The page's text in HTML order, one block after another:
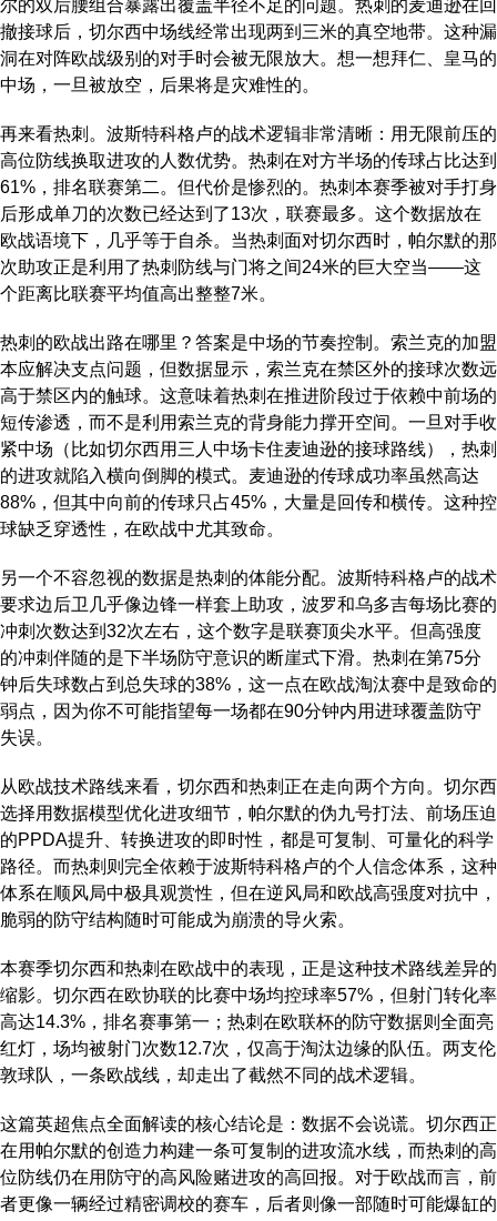
尔的双后腰组合暴露出覆盖半径不足的问题。热刺的麦迪逊在回
撤接球后，切尔西中场线经常出现两到三米的真空地带。这种漏
洞在对阵欧战级别的对手时会被无限放大。想一想拜仁、皇马的
中场，一旦被放空，后果将是灾难性的。
再来看热刺。波斯特科格卢的战术逻辑非常清晰：用无限前压的
高位防线换取进攻的人数优势。热刺在对方半场的传球占比达到
61%，排名联赛第二。但代价是惨烈的。热刺本赛季被对手打身
后形成单刀的次数已经达到了13次，联赛最多。这个数据放在
欧战语境下，几乎等于自杀。当热刺面对切尔西时，帕尔默的那
次助攻正是利用了热刺防线与门将之间24米的巨大空当——这
个距离比联赛平均值高出整整7米。
热刺的欧战出路在哪里？答案是中场的节奏控制。索兰克的加盟
本应解决支点问题，但数据显示，索兰克在禁区外的接球次数远
高于禁区内的触球。这意味着热刺在推进阶段过于依赖中前场的
短传渗透，而不是利用索兰克的背身能力撑开空间。一旦对手收
紧中场（比如切尔西用三人中场卡住麦迪逊的接球路线），热刺
的进攻就陷入横向倒脚的模式。麦迪逊的传球成功率虽然高达
88%，但其中向前的传球只占45%，大量是回传和横传。这种控
球缺乏穿透性，在欧战中尤其致命。
另一个不容忽视的数据是热刺的体能分配。波斯特科格卢的战术
要求边后卫几乎像边锋一样套上助攻，波罗和乌多吉每场比赛的
冲刺次数达到32次左右，这个数字是联赛顶尖水平。但高强度
的冲刺伴随的是下半场防守意识的断崖式下滑。热刺在第75分
钟后失球数占到总失球的38%，这一点在欧战淘汰赛中是致命的
弱点，因为你不可能指望每一场都在90分钟内用进球覆盖防守
失误。
从欧战技术路线来看，切尔西和热刺正在走向两个方向。切尔西
选择用数据模型优化进攻细节，帕尔默的伪九号打法、前场压迫
的PPDA提升、转换进攻的即时性，都是可复制、可量化的科学
路径。而热刺则完全依赖于波斯特科格卢的个人信念体系，这种
体系在顺风局中极具观赏性，但在逆风局和欧战高强度对抗中，
脆弱的防守结构随时可能成为崩溃的导火索。
本赛季切尔西和热刺在欧战中的表现，正是这种技术路线差异的
缩影。切尔西在欧协联的比赛中场均控球率57%，但射门转化率
高达14.3%，排名赛事第一；热刺在欧联杯的防守数据则全面亮
红灯，场均被射门次数12.7次，仅高于淘汰边缘的队伍。两支伦
敦球队，一条欧战线，却走出了截然不同的战术逻辑。
这篇英超焦点全面解读的核心结论是：数据不会说谎。切尔西正
在用帕尔默的创造力构建一条可复制的进攻流水线，而热刺的高
位防线仍在用防守的高风险赌进攻的高回报。对于欧战而言，前
者更像一辆经过精密调校的赛车，后者则像一部随时可能爆缸的